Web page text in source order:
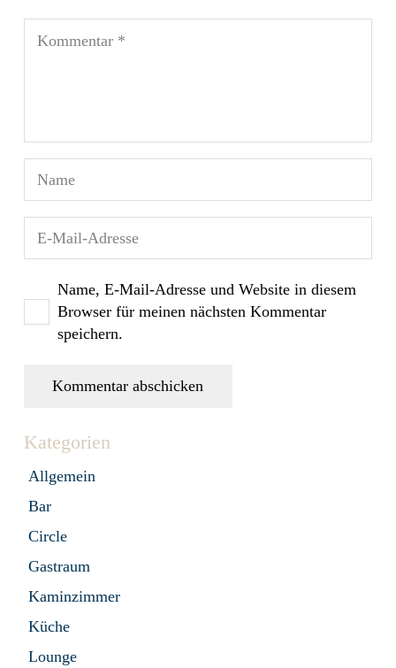
Name, E-Mail-Adresse und Website in diesem
Browser für meinen nächsten Kommentar
speichern.
Kommentar abschicken
Kategorien
Allgemein
Bar
Circle
Gastraum
Kaminzimmer
Küche
Lounge